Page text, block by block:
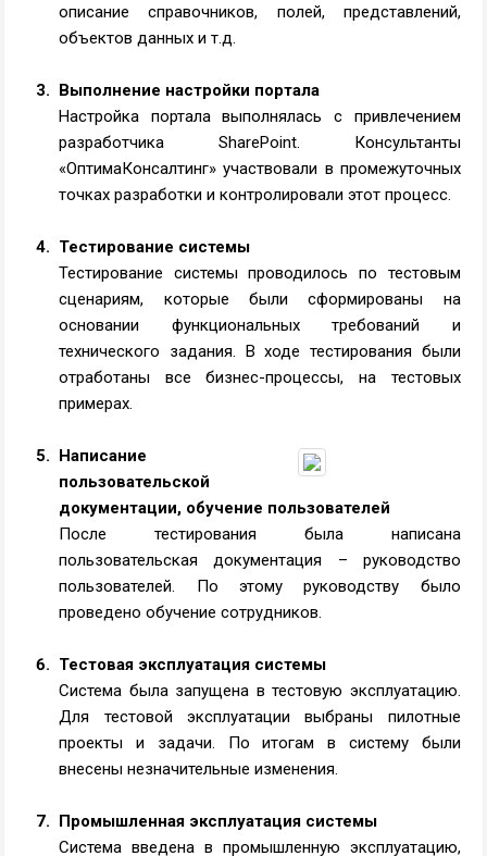
описание справочников, полей, представлений,
объектов данных и т.д.
Выполнение настройки портала
Настройка портала выполнялась с привлечением
разработчика SharePoint. Консультанты
«ОптимаКонсалтинг» участвовали в промежуточных
точках разработки и контролировали этот процесс.
Тестирование системы
Тестирование системы проводилось по тестовым
сценариям, которые были сформированы на
основании функциональных требований и
технического задания. В ходе тестирования были
отработаны все бизнес-процессы, на тестовых
примерах.
Написание
пользовательской
документации, обучение пользователей
После тестирования была написана
пользовательская документация – руководство
пользователей. По этому руководству было
проведено обучение сотрудников.
Тестовая эксплуатация системы
Система была запущена в тестовую эксплуатацию.
Для тестовой эксплуатации выбраны пилотные
проекты и задачи. По итогам в систему были
внесены незначительные изменения.
Промышленная эксплуатация системы
Система введена в промышленную эксплуатацию,